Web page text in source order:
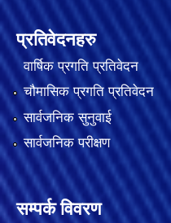
प्रतिवेदनहरु
वार्षिक प्रगति प्रतिवेदन
चौमासिक प्रगति प्रतिवेदन
सार्वजनिक सुनुवाई
सार्वजनिक परीक्षण
सम्पर्क विवरण